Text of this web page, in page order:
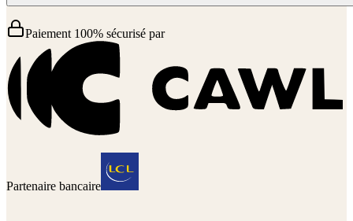
Paiement 100% sécurisé par
Partenaire bancaire